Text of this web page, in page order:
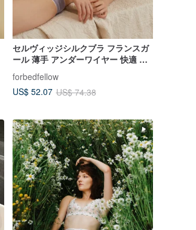
セルヴィッジシルクブラ フランスガ
ール 薄手 アンダーワイヤー 快適 マ
ト
forbedfellow
US$ 52.07 US$ 74.38